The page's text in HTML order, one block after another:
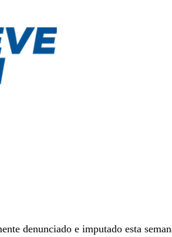
denunciado e imputado esta